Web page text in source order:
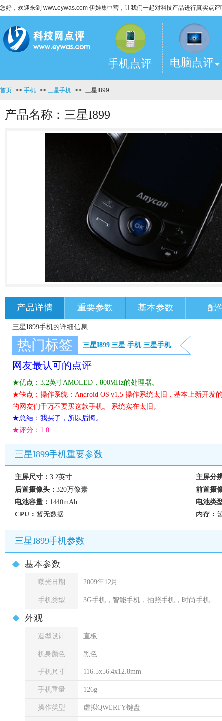
您好，欢迎来到 www.eywas.com 伊娃集中营，让我们一起对科技产品进行真实点评
手机点评 电脑点评
首页 >> 手机 >> 三星手机 >> 三星I899
产品名称：三星I899
产品详情 重要参数 基本参数 配
三星I899手机的详细信息
热门标签 三星I899 三星 手机 三星手机
网友最认可的点评
★优点：3.2英寸AMOLED，800MHz的处理器。
★缺点：操作系统：Android OS v1.5 操作系统太旧，基本上新开发
的网友们千万不要买这款手机。 系统实在太旧。
★总结：我买了，所以后悔。
★评分： 1.0
三星I899手机重要参数
主屏尺寸： 3.2英寸
主屏分
后置摄像头： 320万像素
前置摄
电池容量： 1440mAh
电池类
CPU： 暂无数据 内存：
三星I899手机参数
基本参数
曝光日期 2009年12月
手机类型 3G手机，智能手机，拍照手机，时尚手机
外观
造型设计 直板
机身颜色 黑色
手机尺寸 116.5x56.4x12.8mm
手机重量 126g
操作类型 虚拟QWERTY键盘